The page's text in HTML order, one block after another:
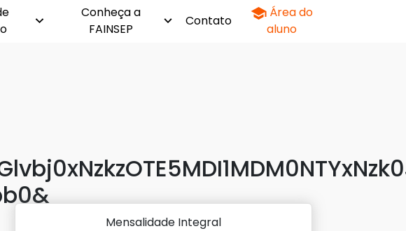
Conheça a
FAINSEP
Contato
Área do
aluno
Mensalidade Integral